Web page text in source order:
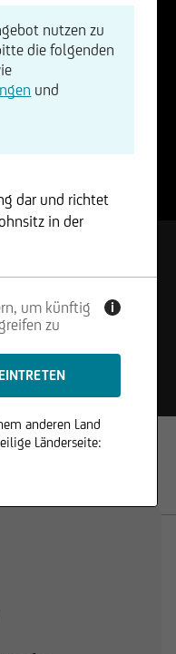
nutzen zu
die folgenden
und
dar und richtet
in der
zum Kauf oder
und dürfen nicht
werden, in denen
um künftig
zu
i
anderen Land
Länderseite: